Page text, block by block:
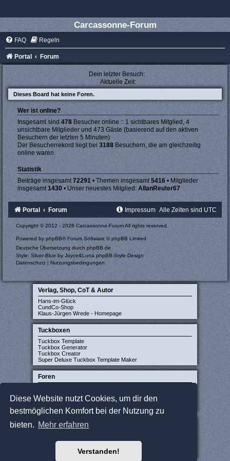
Diese Website nutzt Cookies, um dir den
bestmöglichen Komfort bei der Nutzung zu
bieten. Mehr erfahren
Verstanden!
Carcassonne-Forum
FAQ Regeln
Portal Forum
Dein letzter Besuch:
Aktuelle Zeit:
Dieses Board hat keine Foren.
Wer ist online?
Insgesamt sind478Besucher online :: 1 sichtbares Mitglied, 4
unsichtbare Mitglieder und 473 Gäste (basierend auf den aktiven
Besuchern der letzten 5 Minuten)
Der Besucherrekord liegt bei3188Besuchern, die am gleichzeitig
online waren.
Statistik
Beiträge insgesamt72291• Themen insgesamt5416 • Mitglieder
insgesamt1430 • Unser neuestes Mitglied: AllanReuter67
Portal Forum Alle Zeiten sind UTC
Impressum
Copyright © 2012 - 2026 Carcassonne-Forum All rights reserved.
Powered by phpBB® Forum Software © phpBB Limited
Deutsche Übersetzung durch phpBB.de
Style: Silver-Blue by Joyce&Luna phpBB-Style-Design
Datenschutz | Nutzungsbedingungen
Verlag, Shop, CoT & Autor
Hans-im-Glück
CundCo-Shop
Klaus-Jürgen Wrede - Homepage
Tuckboxen
Tuckbox Template
Tuckbox Generator
Tuckbox Creator
Super Deluxe Tuckbox Template Maker
Foren
CarcassonneCentral (englisch)
Carcassonne Latvija (lettisch)
Carcassonne CZ (tschechisch)
Sonstige Seiten
Gesellschaftsspieler gesucht
BoardGameGeek